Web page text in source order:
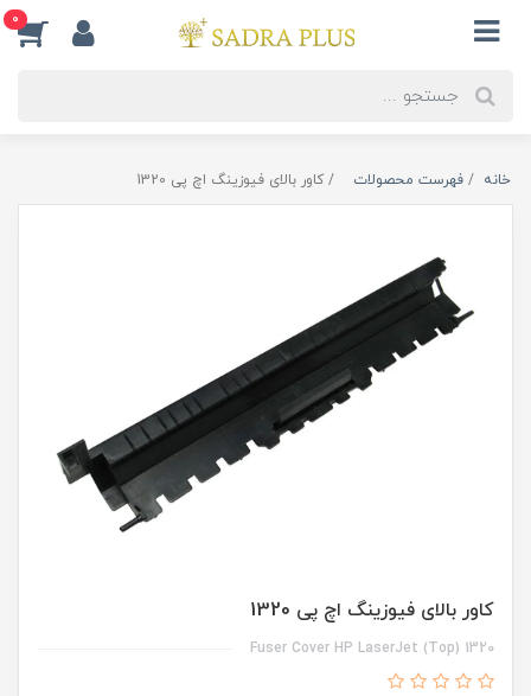
0
خانه فهرست محصولات کاور بالای فیوزینگ اچ پی 1320
کاور بالای فیوزینگ اچ پی 1320
Fuser Cover HP LaserJet (Top) 1320